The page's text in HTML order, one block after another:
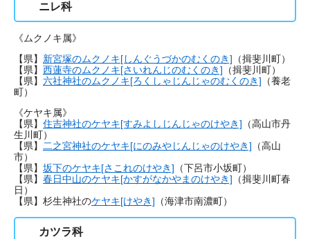
ニレ科
《ムクノキ属》
【県】 新宮塚のムクノキ[しんぐうづかのむくのき] （揖斐川町）
【県】 西蓮寺のムクノキ[さいれんじのむくのき] （揖斐川町）
【県】 六社神社のムクノキ[ろくしゃじんじゃのむくのき] （養老
町）
《ケヤキ属》
【県】 住吉神社のケヤキ[すみよしじんじゃのけやき] （高山市丹
生川町）
【県】 二之宮神社のケヤキ[にのみやじんじゃのけやき] （高山
市）
【県】 坂下のケヤキ[さこれのけやき] （下呂市小坂町）
【県】 春日中山のケヤキ[かすがなかやまのけやき] （揖斐川町春
日）
【県】杉生神社のケヤキ[けやき] （海津市南濃町）
カツラ科